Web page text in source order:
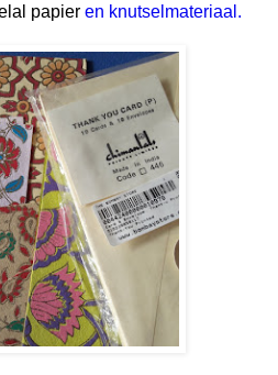
papier en knutselmateriaal.